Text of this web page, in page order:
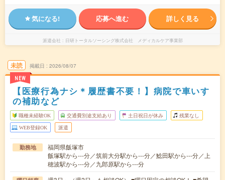
気になる! 応募へ進む 詳しく見る
派遣会社 日研トータルソーシング株式会社 メディカルケア事業部
未読
NEW
掲載日 2026/08/07
【医療行為ナシ＊履歴書不要！】病院で車いす
の補助など
職種未経験OK 交通費別途支給あり 土日祝日が休み 残業なし
WEB登録OK 派遣
勤務地
福岡県飯塚市
飯塚駅から---分／筑前大分駅から---分／鯰田駅から---分／上
穂波駅から---分／九郎原駅から---分